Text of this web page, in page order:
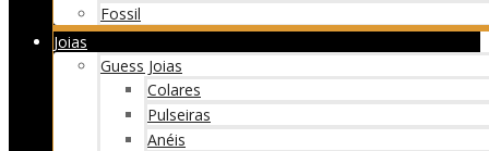
Fossil
Joias
Guess Joias
Colares
Pulseiras
Anéis